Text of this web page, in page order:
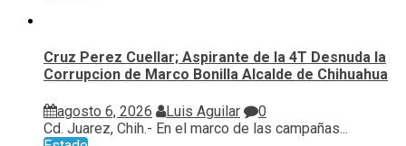
Cruz Perez Cuellar; Aspirante de la 4T Desnuda la
Corrupcion de Marco Bonilla Alcalde de Chihuahua
agosto 6, 2026 Luis Aguilar
0
Cd. Juarez, Chih.- En el marco de las campañas...